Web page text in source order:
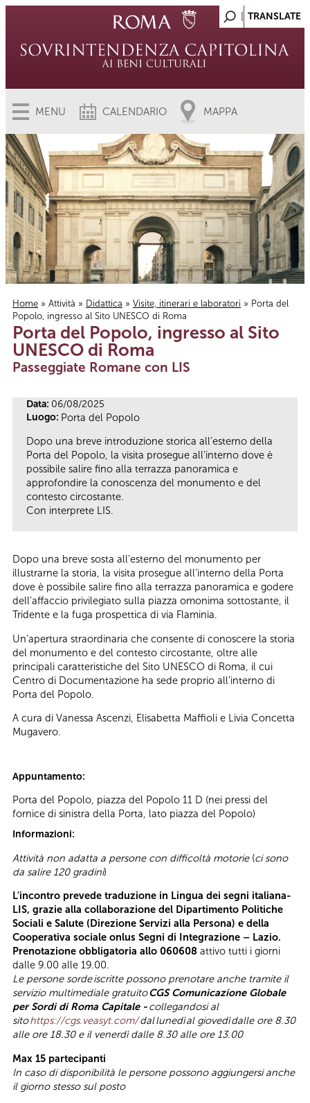
MENU CALENDARIO MAPPA
Tu sei qui
Home » Attività » Didattica » Visite, itinerari e laboratori » Porta del
Popolo, ingresso al Sito UNESCO di Roma
Porta del Popolo, ingresso al Sito
UNESCO di Roma
Passeggiate Romane con LIS
Data: 06/08/2025
Luogo: Porta del Popolo
Dopo una breve introduzione storica all’esterno della
Porta del Popolo, la visita prosegue all’interno dove è
possibile salire fino alla terrazza panoramica e
approfondire la conoscenza del monumento e del
contesto circostante.
Con interprete LIS.
Dopo una breve sosta all’esterno del monumento per
illustrarne la storia, la visita prosegue all’interno della Porta
dove è possibile salire fino alla terrazza panoramica e godere
dell’affaccio privilegiato sulla piazza omonima sottostante, il
Tridente e la fuga prospettica di via Flaminia.
Un’apertura straordinaria che consente di conoscere la storia
del monumento e del contesto circostante, oltre alle
principali caratteristiche del Sito UNESCO di Roma, il cui
Centro di Documentazione ha sede proprio all’interno di
Porta del Popolo.
A cura di Vanessa Ascenzi, Elisabetta Maffioli e Livia Concetta
Mugavero.
Appuntamento:
Porta del Popolo, piazza del Popolo 11 D (nei pressi del
fornice di sinistra della Porta, lato piazza del Popolo)
Informazioni:
Attività non adatta a persone con difficoltà motorie(ci sono
da salire 120 gradini)
L'incontro prevede traduzione in Lingua dei segni italiana-
LIS, grazie alla collaborazione del Dipartimento Politiche
Sociali e Salute (Direzione Servizi alla Persona) e della
Cooperativa sociale onlus Segni di Integrazione – Lazio.
Prenotazione obbligatoria allo 060608 attivo tutti i giorni
dalle 9.00 alle 19.00.
Le persone sordeiscritte possono prenotare anche tramite il
servizio multimediale gratuitoCGS Comunicazione Globale
per Sordi di Roma Capitale -collegandosi al
sitohttps://cgs.veasyt.com/dallunedìal giovedìdalle ore 8.30
alle ore 18.30 e il venerdì dalle 8.30 alle ore 13.00
Max 15 partecipanti
In caso di disponibilità le persone possono aggiungersi anche
il giorno stesso sul posto